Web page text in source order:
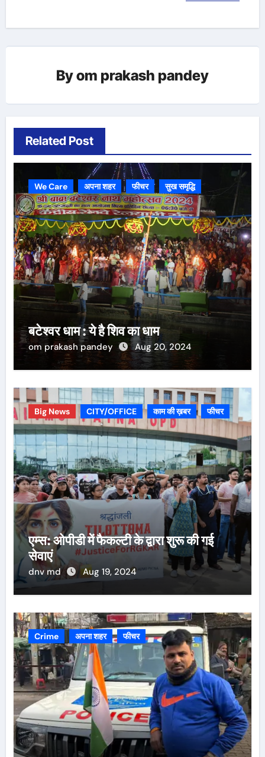
Byom prakash pandey
Related Post
We Care अपना शहर फीचर सुख समृद्धि
बटेश्वर धाम : ये है शिव का धाम
om prakash pandey Aug 20, 2024
Big News CITY/OFFICE काम की ख़बर फीचर
एम्स: ओपीडी में फैकल्टी के द्वारा शुरू की गई
सेवाएं
dnv md Aug 19, 2024
Crime अपना शहर फीचर